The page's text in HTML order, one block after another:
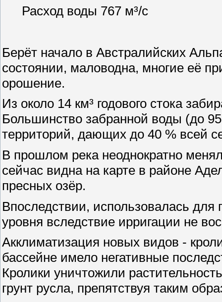
Расход воды 767 м³/с
Берёт начало в Австралийских
состоянии, маловодна, многие её
орошение.
Из около 14 км³ годового стока
Большинство забранной воды (до
территорий, дающих до 40 % всей
В прошлом река неоднократно
сейчас видна на карте в районе
пресных озёр.
Впоследствии, использовалась
уровня вследствие ирригации не
Акклиматизация новых видов -
бассейне имело негативные
Кролики уничтожили
грунт русла, препятствуя таким